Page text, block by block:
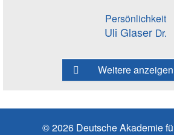
Persönlichkeit
Uli Glaser Dr.
Weitere anzeigen
© 2026 Deutsche Akademie